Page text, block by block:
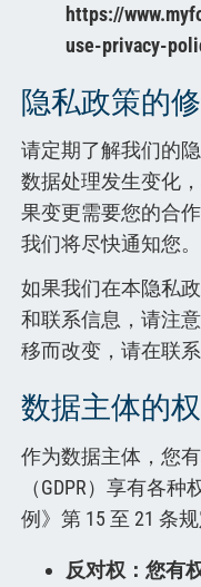
https://
use-privacy-
隐私政策的
请定期了解我们的
数据处理发生变化
果变更需要您的合
我们将尽快通知您。
如果我们在本隐私
和联系信息，请注
移而改变，请在联
数据主体的
作为数据主体，您
（GDPR）享有各
例》第 15 至 21 条
反对权：您有